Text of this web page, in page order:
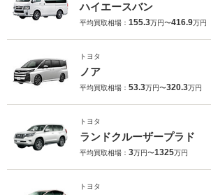
ハイエースバン
平均買取相場： 155.3万円〜416.9万円
トヨタ
ノア
平均買取相場： 53.3万円〜320.3万円
トヨタ
ランドクルーザープラド
平均買取相場： 3万円〜1325万円
トヨタ